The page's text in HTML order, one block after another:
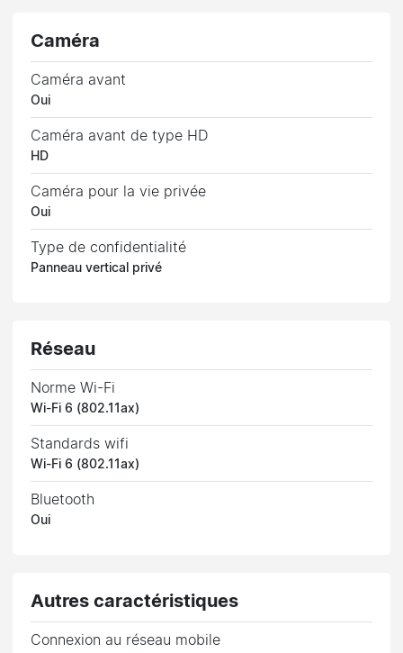
Caméra
Caméra avant
Oui
Caméra avant de type HD
HD
Caméra pour la vie privée
Oui
Type de confidentialité
Panneau vertical privé
Réseau
Norme Wi-Fi
Wi-Fi 6 (802.11ax)
Standards wifi
Wi-Fi 6 (802.11ax)
Bluetooth
Oui
Autres caractéristiques
Connexion au réseau mobile